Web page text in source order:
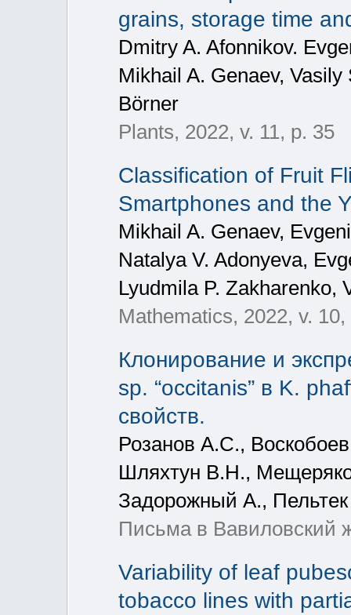
grains, storage time
Dmitry A. Afonnikov.
Mikhail A. Genaev,
Börner
Plants, 2022, v. 11, p. 35
Classification of Fruit
Smartphones and the
Mikhail A. Genaev,
Natalya V. Adonyeva,
Lyudmila P. Zakharenko,
Mathematics, 2022, v. 10,
Клонирование и
sp. “occitanis” в K.
свойств.
Розанов А.С.,
Шляхтун В.Н.,
Задорожный А.,
Письма в Вавиловский
Variability of leaf
tobacco lines with